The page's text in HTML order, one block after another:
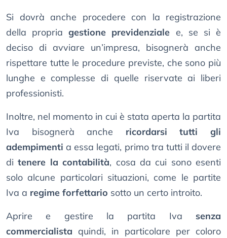
Si dovrà anche procedere con la registrazione
della propriagestione previdenziale e, se si è
deciso di avviare un’impresa, bisognerà anche
rispettare tutte le procedure previste, che sono più
lunghe e complesse di quelle riservate ai liberi
professionisti.
Inoltre, nel momento in cui è stata aperta la partita
Iva bisognerà anche ricordarsi tutti gli
adempimenti a essa legati, primo tra tutti il dovere
ditenere la contabilità, cosa da cui sono esenti
solo alcune particolari situazioni, come le partite
Iva a regime forfettario sotto un certo introito.
Aprire e gestire la partita Iva senza
commercialista quindi, in particolare per coloro